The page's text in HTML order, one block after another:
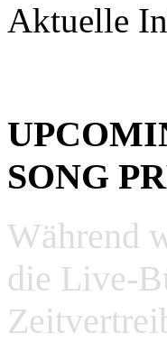
Aktuelle
SONG
Während
die Live-